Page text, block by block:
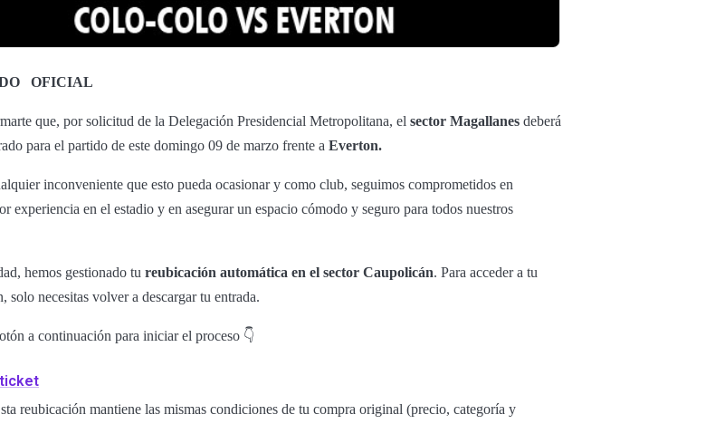
OFICIAL
que, por solicitud de la Delegación Presidencial Metropolitana, el sector Magallanes deberá
para el partido de este domingo 09 de marzo frente a Everton.
inconveniente que esto pueda ocasionar y como club, seguimos comprometidos en
experiencia en el estadio y en asegurar un espacio cómodo y seguro para todos nuestros
hemos gestionado tu reubicación automática en el sector Caupolicán. Para acceder a tu
solo necesitas volver a descargar tu entrada.
a continuación para iniciar el proceso 👇
reubicación mantiene las mismas condiciones de tu compra original (precio, categoría y